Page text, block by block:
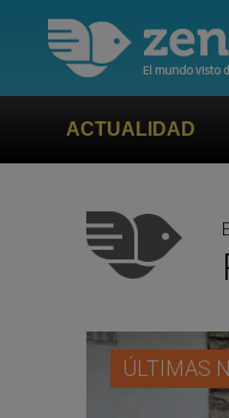
ACTUALIDAD
Himno
ÚLTIMAS